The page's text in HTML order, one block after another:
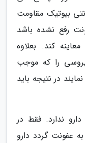
بیوتیک مقاومت
رفع نشده باشد
کند. بعلاوه
را که موجب
در نتیجه باید
ندارد. فقط در
عفونت گردد دارو